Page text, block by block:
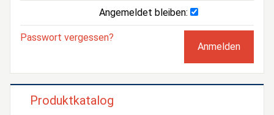
Angemeldet bleiben:
Passwort vergessen?
Produktkatalog